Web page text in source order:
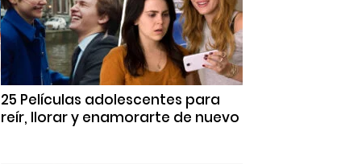
25 Películas adolescentes para
reír, llorar y enamorarte de nuevo